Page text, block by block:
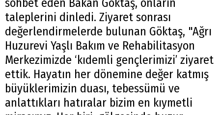
sohbet eden Bakan Göktaş, onların
taleplerini dinledi. Ziyaret sonrası
değerlendirmelerde bulunan Göktaş, "Ağrı
Huzurevi Yaşlı Bakım ve Rehabilitasyon
Merkezimizde ‘kıdemli gençlerimizi’ ziyaret
ettik. Hayatın her dönemine değer katmış
büyüklerimizin duası, tebessümü ve
anlattıkları hatıralar bizim en kıymetli